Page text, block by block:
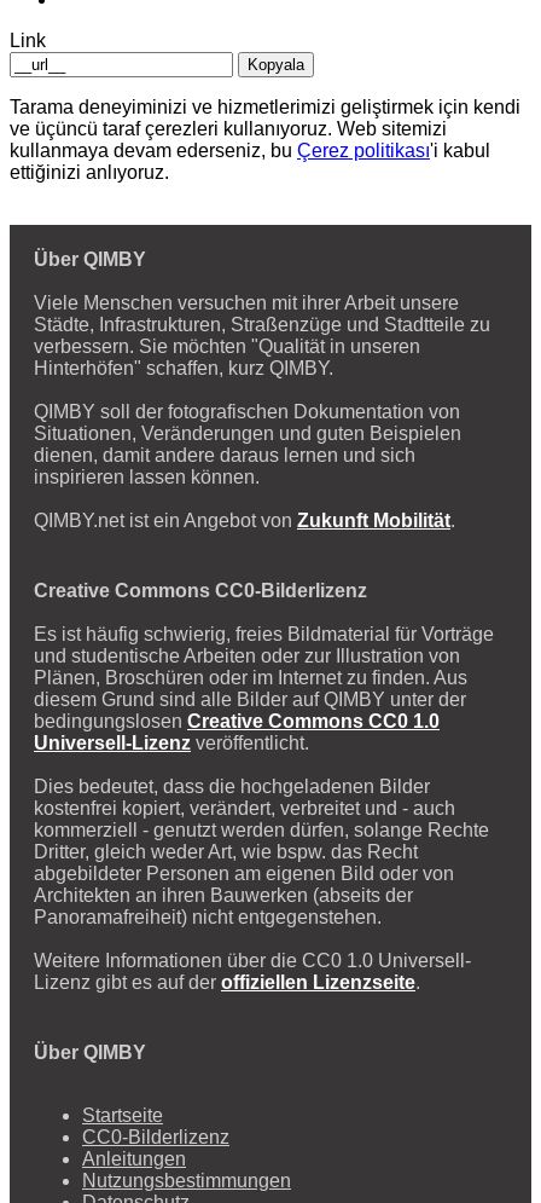
Link
Kopyala
Tarama deneyiminizi ve hizmetlerimizi geliştirmek için kendi
ve üçüncü taraf çerezleri kullanıyoruz. Web sitemizi
kullanmaya devam ederseniz, bu Çerez politikası'i kabul
ettiğinizi anlıyoruz.
Über QIMBY
Viele Menschen versuchen mit ihrer Arbeit unsere
Städte, Infrastrukturen, Straßenzüge und Stadtteile zu
verbessern. Sie möchten "Qualität in unseren
Hinterhöfen" schaffen, kurz QIMBY.
QIMBY soll der fotografischen Dokumentation von
Situationen, Veränderungen und guten Beispielen
dienen, damit andere daraus lernen und sich
inspirieren lassen können.
QIMBY.net ist ein Angebot von Zukunft Mobilität.
Creative Commons CC0-Bilderlizenz
Es ist häufig schwierig, freies Bildmaterial für Vorträge
und studentische Arbeiten oder zur Illustration von
Plänen, Broschüren oder im Internet zu finden. Aus
diesem Grund sind alle Bilder auf QIMBY unter der
bedingungslosen Creative Commons CC0 1.0
Universell-Lizenz veröffentlicht.
Dies bedeutet, dass die hochgeladenen Bilder
kostenfrei kopiert, verändert, verbreitet und - auch
kommerziell - genutzt werden dürfen, solange Rechte
Dritter, gleich weder Art, wie bspw. das Recht
abgebildeter Personen am eigenen Bild oder von
Architekten an ihren Bauwerken (abseits der
Panoramafreiheit) nicht entgegenstehen.
Weitere Informationen über die CC0 1.0 Universell-
Lizenz gibt es auf der offiziellen Lizenzseite.
Über QIMBY
Startseite
CC0-Bilderlizenz
Anleitungen
Nutzungsbestimmungen